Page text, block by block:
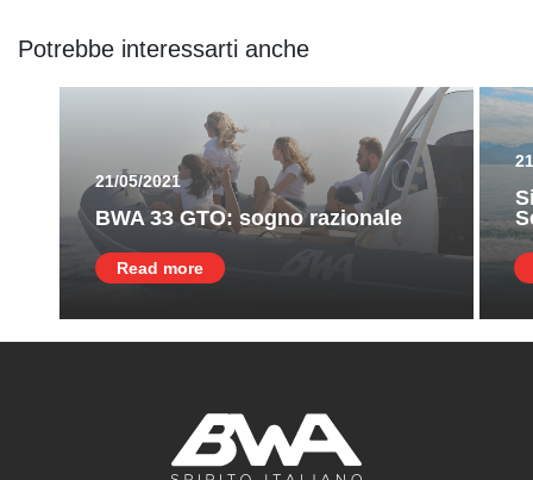
Potrebbe interessarti anche
21/05/2021
BWA 33 GTO: sogno razionale
Read more